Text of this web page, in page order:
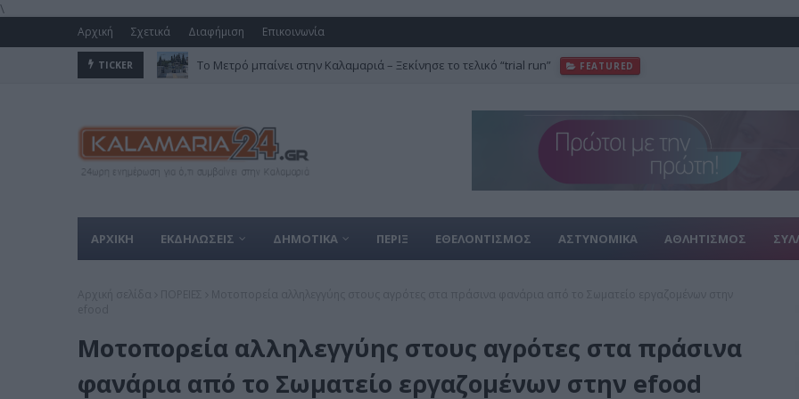
\
Αρχική Σχετικά Διαφήμιση Επικοινωνία
TICKER Το Μετρό μπαίνει στην Καλαμαριά – Ξεκίνησε το τελικό “trial run” FEATURED
ΑΡΧΙΚΗ ΕΚΔΗΛΩΣΕΙΣ ΔΗΜΟΤΙΚΑ ΠΕΡΙΞ ΕΘΕΛΟΝΤΙΣΜΟΣ ΑΣΤΥΝΟΜΙΚΑ ΑΘΛΗΤΙΣΜΟΣ
Μοτοπορεία αλληλεγγύης στους αγρότες στα πράσινα
φανάρια από το Σωματείο εργαζομένων στην efood